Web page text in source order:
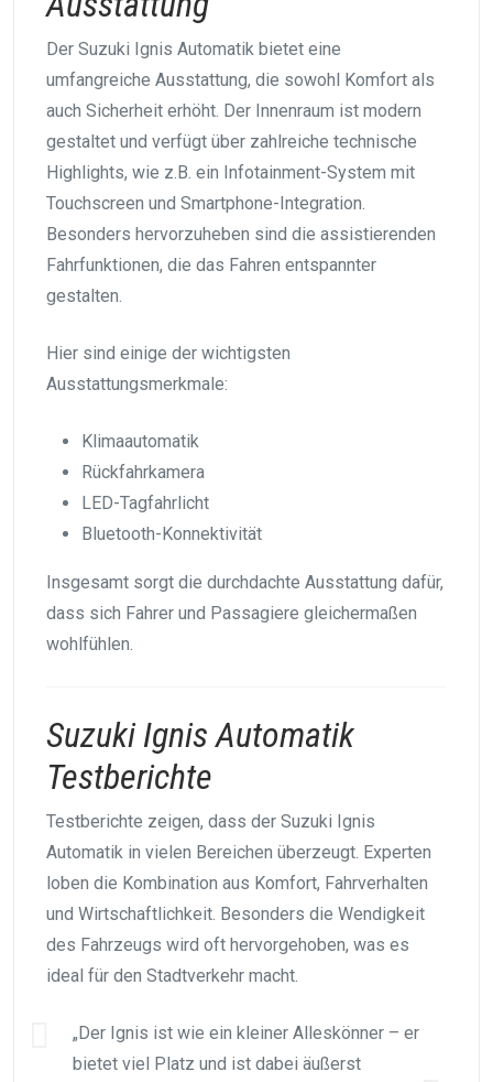
Der Suzuki Ignis Automatik bietet eine
umfangreiche Ausstattung, die sowohl Komfort als
auch Sicherheit erhöht. Der Innenraum ist modern
gestaltet und verfügt über zahlreiche technische
Highlights, wie z.B. ein Infotainment-System mit
Touchscreen und Smartphone-Integration.
Besonders hervorzuheben sind die assistierenden
Fahrfunktionen, die das Fahren entspannter
gestalten.
Hier sind einige der wichtigsten
Ausstattungsmerkmale:
Klimaautomatik
Rückfahrkamera
LED-Tagfahrlicht
Bluetooth-Konnektivität
Insgesamt sorgt die durchdachte Ausstattung dafür,
dass sich Fahrer und Passagiere gleichermaßen
wohlfühlen.
Suzuki Ignis Automatik
Testberichte
Testberichte zeigen, dass der Suzuki Ignis
Automatik in vielen Bereichen überzeugt. Experten
loben die Kombination aus Komfort, Fahrverhalten
und Wirtschaftlichkeit. Besonders die Wendigkeit
des Fahrzeugs wird oft hervorgehoben, was es
ideal für den Stadtverkehr macht.
„Der Ignis ist wie ein kleiner Alleskönner – er
bietet viel Platz und ist dabei äußerst